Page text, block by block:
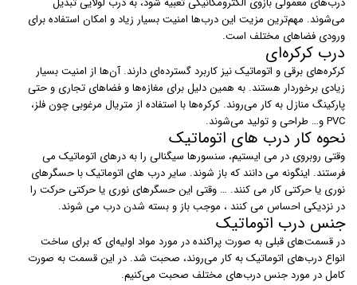
می‌شوند. مهم‌ترین مزیت این درب‌ها امنیت بسیار زیاد و امکان استفاده برای
ورودی فضاهای مختلف است.
درب کرکره‌ای
کرکره‌های برقی و اتوماتیک نیز کاربرد گسترده‌ای دارند. آن‌ها از امنیت بسیار
زیادی برخوردار هستند. به همین دلیل برای مغازه‌ها و فضاهای تجاری و حتی
پارکینگ منازل به کار می‌روند. کرکره‌ها با استفاده از متریال مرغوبی چون فلز،
PVC و… طراحی و تولید می‌شوند.
نحوه کار درب های اتوماتیک
وقتی روبروی در می ایستیم، سنسورها سیگنالی را به درهای اتوماتیک می
فرستند. اینگونه می دانند که باز شوند. سایر درب های اتوماتیک با حسگرهای
نوری یا حرکتی کار می کنند. … وقتی این حسگرهای نوری یا حرکتی حرکت را
در نزدیکی احساس می کنند ، موجب باز و بسته شدن درب می شوند.
جنس درب اتوماتیک
در قسمت‌های قبلی به صورت پراکنده در مورد مواد اولیه‌ای که برای ساخت
انواع درب‌های اتوماتیک به کار می‌روند،‌ صحبت شد. در این قسمت به صورت
کامل در مورد جنس درب‌های مختلف صحبت می‌کنیم.